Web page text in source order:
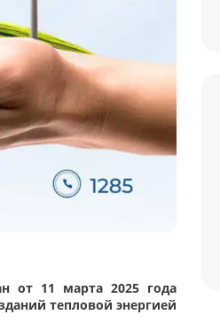
от 11 марта 2025 года
тепловой энергией